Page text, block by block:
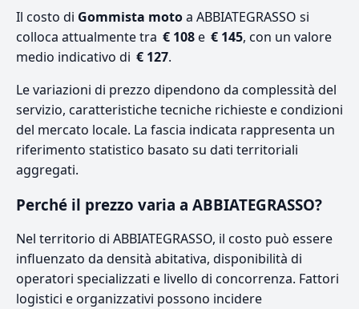
Il costo di Gommista motoa ABBIATEGRASSO si
colloca attualmente tra € 108e € 145, con un valore
medio indicativo di € 127.
Le variazioni di prezzo dipendono da complessità del
servizio, caratteristiche tecniche richieste e condizioni
del mercato locale. La fascia indicata rappresenta un
riferimento statistico basato su dati territoriali
aggregati.
Perché il prezzo varia a ABBIATEGRASSO?
Nel territorio di ABBIATEGRASSO, il costo può essere
influenzato da densità abitativa, disponibilità di
operatori specializzati e livello di concorrenza. Fattori
logistici e organizzativi possono incidere